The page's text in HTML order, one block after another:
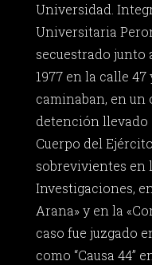
Universidad.
Universitaria
secuestrado junto
1977 en la calle
caminaban, en un
detención llevado
Cuerpo del
sobrevivientes en
Investigaciones,
Arana» y en la
caso fue juzgado
como “Causa 44”